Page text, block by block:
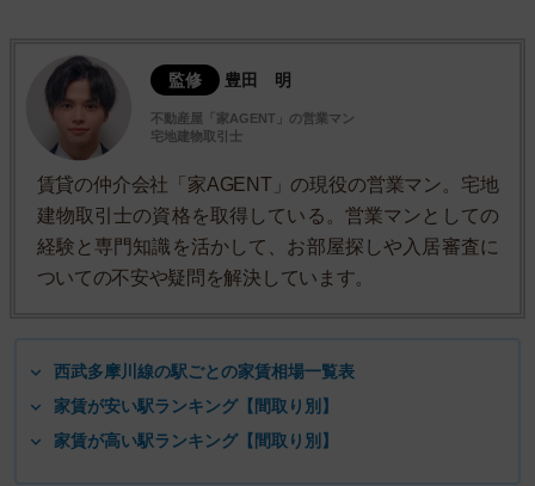
監修 豊田 明
不動産屋「家AGENT」の営業マン
宅地建物取引士
賃貸の仲介会社「家AGENT」の現役の営業マン。宅地
建物取引士の資格を取得している。営業マンとしての
経験と専門知識を活かして、お部屋探しや入居審査に
ついての不安や疑問を解決しています。
西武多摩川線の駅ごとの家賃相場一覧表
家賃が安い駅ランキング【間取り別】
家賃が高い駅ランキング【間取り別】